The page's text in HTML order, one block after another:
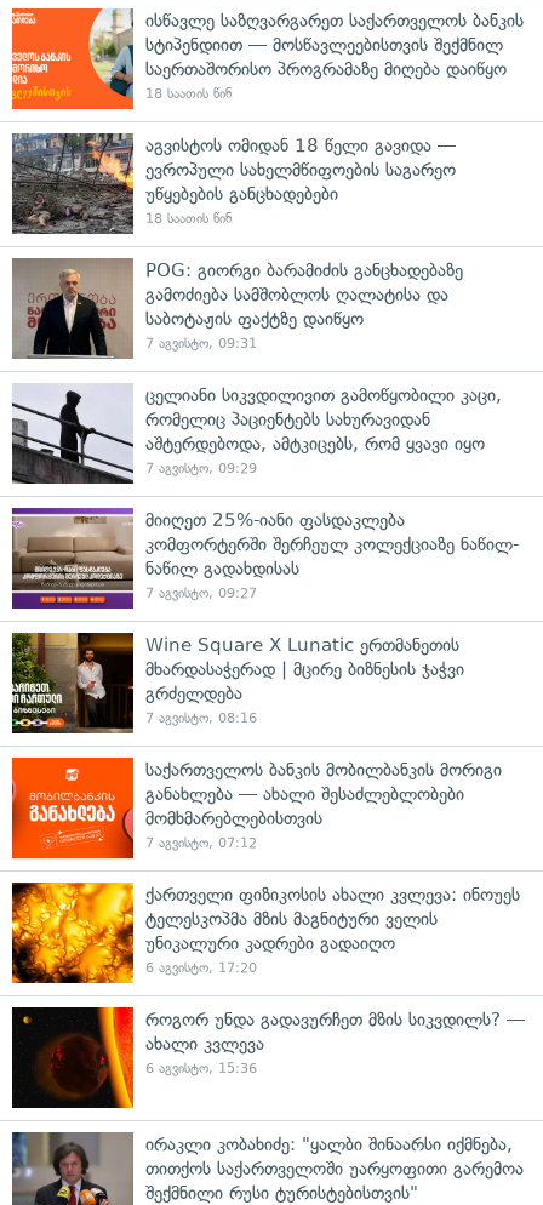
ისწავლე საზღვარგარეთ საქართველოს ბანკის
სტიპენდიით — მოსწავლეებისთვის შექმნილ
საერთაშორისო პროგრამაზე მიღება დაიწყო
18 საათის წინ
აგვისტოს ომიდან 18 წელი გავიდა —
ევროპული სახელმწიფოების საგარეო
უწყებების განცხადებები
18 საათის წინ
POG: გიორგი ბარამიძის განცხადებაზე
გამოძიება სამშობლოს ღალატისა და
საბოტაჟის ფაქტზე დაიწყო
7 აგვისტო, 09:31
ცელიანი სიკვდილივით გამოწყობილი კაცი,
რომელიც პაციენტებს სახურავიდან
აშტერდებოდა, ამტკიცებს, რომ ყვავი იყო
7 აგვისტო, 09:29
მიიღეთ 25%-იანი ფასდაკლება
კომფორტერში შერჩეულ კოლექციაზე ნაწილ-
ნაწილ გადახდისას
7 აგვისტო, 09:27
Wine Square X Lunatic ერთმანეთის
მხარდასაჭერად | მცირე ბიზნესის ჯაჭვი
გრძელდება
7 აგვისტო, 08:16
საქართველოს ბანკის მობილბანკის მორიგი
განახლება — ახალი შესაძლებლობები
მომხმარებლებისთვის
7 აგვისტო, 07:12
ქართველი ფიზიკოსის ახალი კვლევა: ინოუეს
ტელესკოპმა მზის მაგნიტური ველის
უნიკალური კადრები გადაიღო
6 აგვისტო, 17:20
როგორ უნდა გადავურჩეთ მზის სიკვდილს? —
ახალი კვლევა
6 აგვისტო, 15:36
ირაკლი კობახიძე: "ყალბი შინაარსი იქმნება,
თითქოს საქართველოში უარყოფითი გარემოა
შექმნილი რუსი ტურისტებისთვის"